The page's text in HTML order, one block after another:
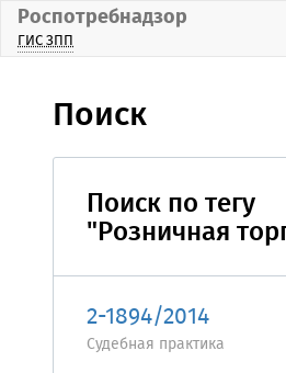
Роспотребнадзор
ГИС ЗПП
Поиск
Поиск по тегу
"Розничная
2-1894/2014
Судебная практика